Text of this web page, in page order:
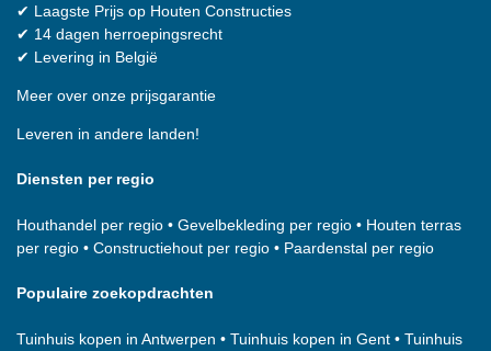
✔ Laagste Prijs op Houten Constructies
✔ 14 dagen herroepingsrecht
✔ Levering in België
Meer over onze prijsgarantie
Leveren in andere landen!
Diensten per regio
Houthandel per regio • Gevelbekleding per regio • Houten terras
per regio • Constructiehout per regio • Paardenstal per regio
Populaire zoekopdrachten
Tuinhuis kopen in Antwerpen • Tuinhuis kopen in Gent • Tuinhuis